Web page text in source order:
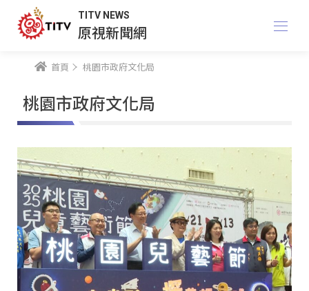
TITV NEWS
原視新聞網
首頁 桃園市政府文化局
桃園市政府文化局